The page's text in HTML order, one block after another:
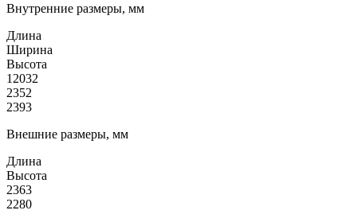
Внутренние размеры, мм
Длина
Ширина
Высота
12032
2352
2393
Внешние размеры, мм
Длина
Высота
2363
2280